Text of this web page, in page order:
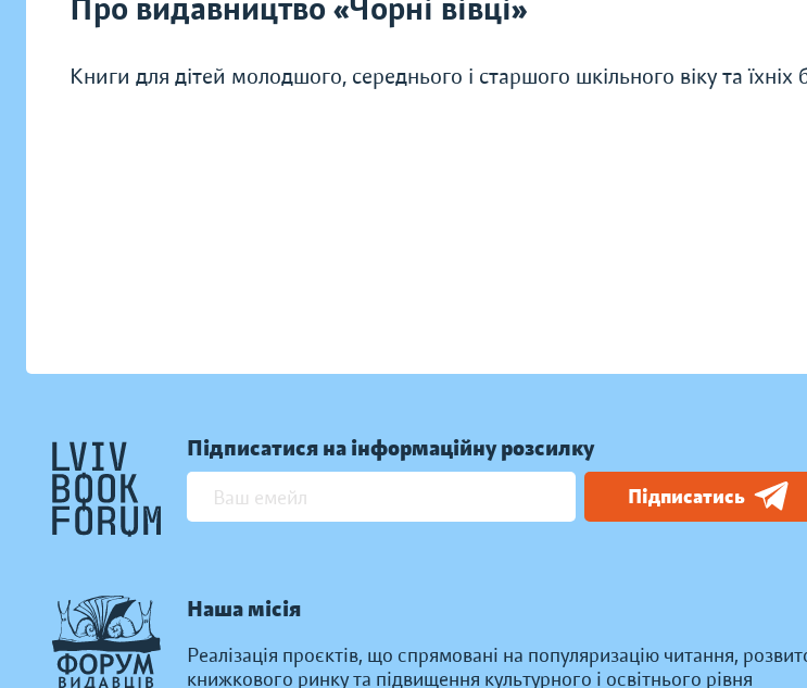
Про видавництво «Чорні вівці»
Книги для дітей молодшого, середнього і старшого шкільного віку та їхніх
Підписатися на інформаційну розсилку
Підписатись
Наша місія
Реалізація проєктів, що спрямовані на популяризацію читання,
книжкового ринку та підвищення культурного і освітнього рівня